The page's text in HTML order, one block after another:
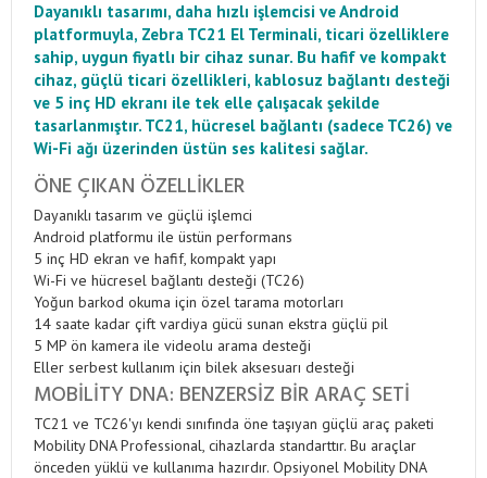
Dayanıklı tasarımı, daha hızlı işlemcisi ve Android
platformuyla, Zebra TC21 El Terminali, ticari özelliklere
sahip, uygun fiyatlı bir cihaz sunar. Bu hafif ve kompakt
cihaz, güçlü ticari özellikleri, kablosuz bağlantı desteği
ve 5 inç HD ekranı ile tek elle çalışacak şekilde
tasarlanmıştır. TC21, hücresel bağlantı (sadece TC26) ve
Wi-Fi ağı üzerinden üstün ses kalitesi sağlar.
ÖNE ÇIKAN ÖZELLIKLER
Dayanıklı tasarım ve güçlü işlemci
Android platformu ile üstün performans
5 inç HD ekran ve hafif, kompakt yapı
Wi-Fi ve hücresel bağlantı desteği (TC26)
Yoğun barkod okuma için özel tarama motorları
14 saate kadar çift vardiya gücü sunan ekstra güçlü pil
5 MP ön kamera ile videolu arama desteği
Eller serbest kullanım için bilek aksesuarı desteği
MOBILITY DNA: BENZERSIZ BIR ARAÇ SETI
TC21 ve TC26'yı kendi sınıfında öne taşıyan güçlü araç paketi
Mobility DNA Professional, cihazlarda standarttır. Bu araçlar
önceden yüklü ve kullanıma hazırdır. Opsiyonel Mobility DNA